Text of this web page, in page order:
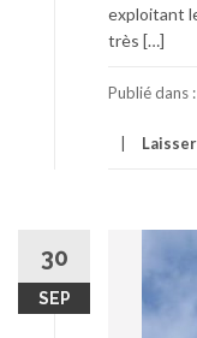
exploitant
très […]
Publié dans :
30
SEP